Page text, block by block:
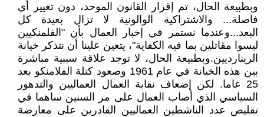
وبطبيعة الحال، تم إقرار القانون الموحد، دون تغيير أي
فاصلة... والاشتراكية الوالونية لا تزال بعيدة كل
البعد...وعندما نستمر في إخبار العمال بأن "الفلمنكيين
ليسوا مقاتلين بما فيه الكفاية"، يتعين علينا أن نتذكر خيانة
الرينارديين.وبطبيعة الحال، لا توجد علاقة سببية مباشرة
بين هذه الخيانة في عام 1961 وصعود كتلة الفلامنكو بعد
25 عاما. لكن إضعاف نقابة العمال العماليين والتدهور
السياسي الذي أصاب العمال على مر السنين ساهما في
تقليص عدد الناشطين العماليين القادرين على معارضة